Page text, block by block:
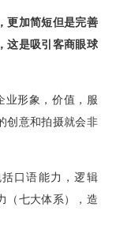
，更加简短但是完善
这是吸引客商眼球
业形象，价值，服
创意和拍摄就会非
口语能力，逻辑
（七大体系），造